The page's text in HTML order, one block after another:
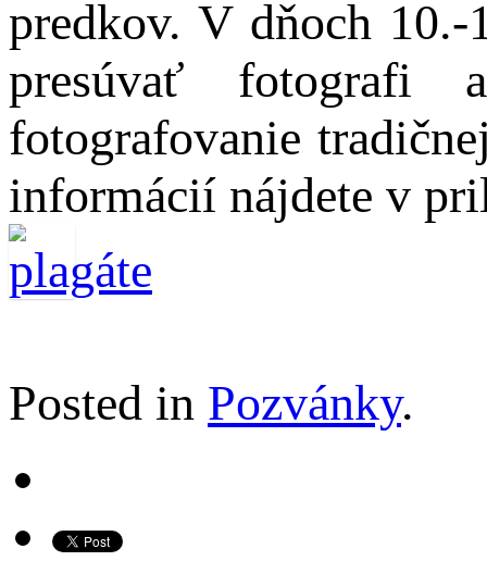
predkov. V dňoch
presúvať fotografi
fotografovanie
informácií nájdete v
Posted in Pozvánky.